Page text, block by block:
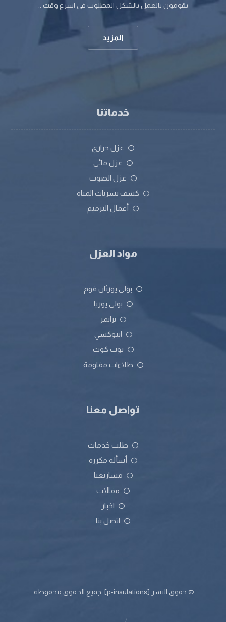
يقومون بالعمل بالشكل المطلوب في اسرع وقت ..
المزيد
خدماتنا
عزل حراري
عزل مائي
عزل الصوت
كشف تسربات المياه
أعمال الترميم
مواد العزل
بولي يورثان فوم
بولي يوريا
برايمر
ايبوكسي
توب كوت
طلاءات مقاومة
تواصل معنا
طلب خدمات
أسألة مكررة
مشاريعنا
مقالات
اخبار
اتصل بنا
© حقوق النشر [p-insulations]. جميع الحقوق محفوظة.